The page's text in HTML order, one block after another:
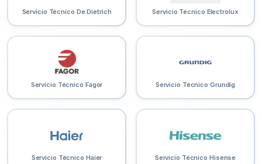
Servicio Técnico De Dietrich Servicio Técnico Electrolux
Servicio Técnico Fagor Servicio Técnico Grundig
Servicio Técnico Haier Servicio Técnico Hisense